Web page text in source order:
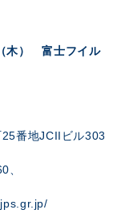
木） 富士フイル
25番地JCII ビル303